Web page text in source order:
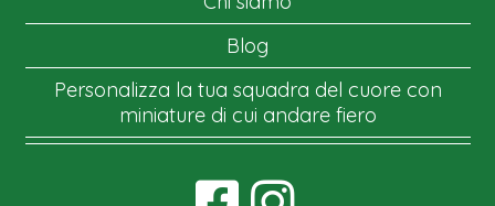
Blog
Personalizza la tua squadra del cuore con
miniature di cui andare fiero